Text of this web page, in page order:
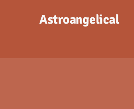
Astroangelical